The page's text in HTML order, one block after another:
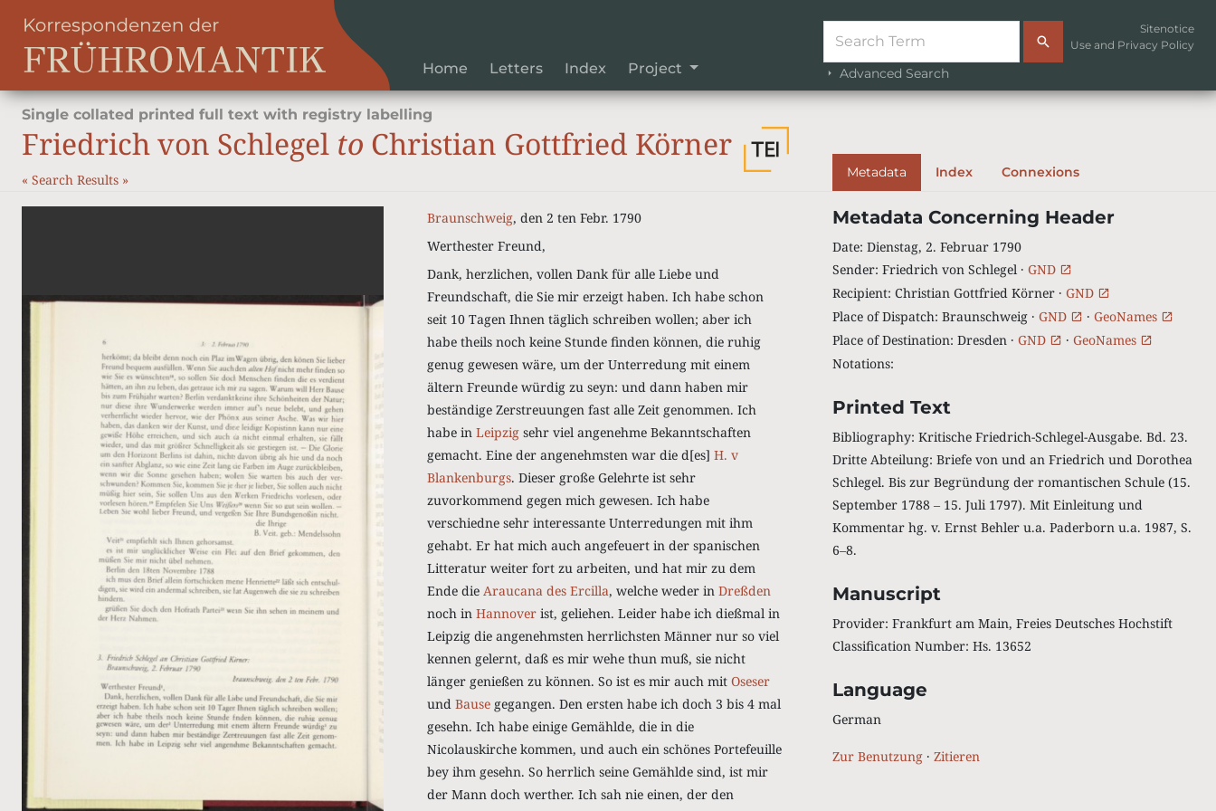
Home Letters Index Project Advanced Search
Sitenotice
Use and Privacy Policy
Single collated printed full text with registry labelling
Friedrich von Schlegel to Christian Gottfried Körner
« Search Results » Metadata Index Connexions
Braunschweig, den 2 ten Febr. 1790
Werthester Freund,
Dank, herzlichen, vollen Dank für alle Liebe und
Freundschaft, die Sie mir erzeigt haben. Ich habe schon
seit 10 Tagen Ihnen täglich schreiben wollen; aber ich
habe theils noch keine Stunde finden können, die ruhig
genug gewesen wäre, um der Unterredung mit einem
ältern Freunde würdig zu seyn: und dann haben mir
beständige Zerstreuungen fast alle Zeit genommen. Ich
habe in Leipzigsehr viel angenehme Bekanntschaften
gemacht. Eine der angenehmsten war die d[es] H. v
Blankenburgs. Dieser große Gelehrte ist sehr
zuvorkommend gegen mich gewesen. Ich habe
verschiedne sehr interessante Unterredungen mit ihm
gehabt. Er hat mich auch angefeuert in der spanischen
Litteratur weiter fort zu arbeiten, und hat mir zu dem
Ende die Araucana des Ercilla, welche weder in Dreßden
noch in Hannoverist, geliehen. Leider habe ich dießmal in
Leipzig die angenehmsten herrlichsten Männer nur so viel
kennen gelernt, daß es mir wehe thun muß, sie nicht
länger genießen zu können. So ist es mir auch mit Oseser
und Bausegegangen. Den ersten habe ich doch 3 bis 4 mal
gesehn. Ich habe einige Gemählde, die in die
Nicolauskirche kommen, und auch ein schönes Portefeuille
bey ihm gesehn. So herrlich seine Gemählde sind, ist mir
der Mann doch werther. Ich sah nie einen, der den
Metadata Concerning Header
Date: Dienstag, 2. Februar 1790
Sender: Friedrich von Schlegel · GND
Recipient: Christian Gottfried Körner · GND
Place of Dispatch: Braunschweig · GND · GeoNames
Place of Destination: Dresden · GND · GeoNames
Notations:
Printed Text
Bibliography: Kritische Friedrich-Schlegel-Ausgabe. Bd. 23.
Dritte Abteilung: Briefe von und an Friedrich und Dorothea
Schlegel. Bis zur Begründung der romantischen Schule (15.
September 1788 ‒ 15. Juli 1797). Mit Einleitung und
Kommentar hg. v. Ernst Behler u.a. Paderborn u.a. 1987, S.
6‒8.
Manuscript
Provider: Frankfurt am Main, Freies Deutsches Hochstift
Classification Number: Hs. 13652
Language
German
Zur Benutzung· Zitieren